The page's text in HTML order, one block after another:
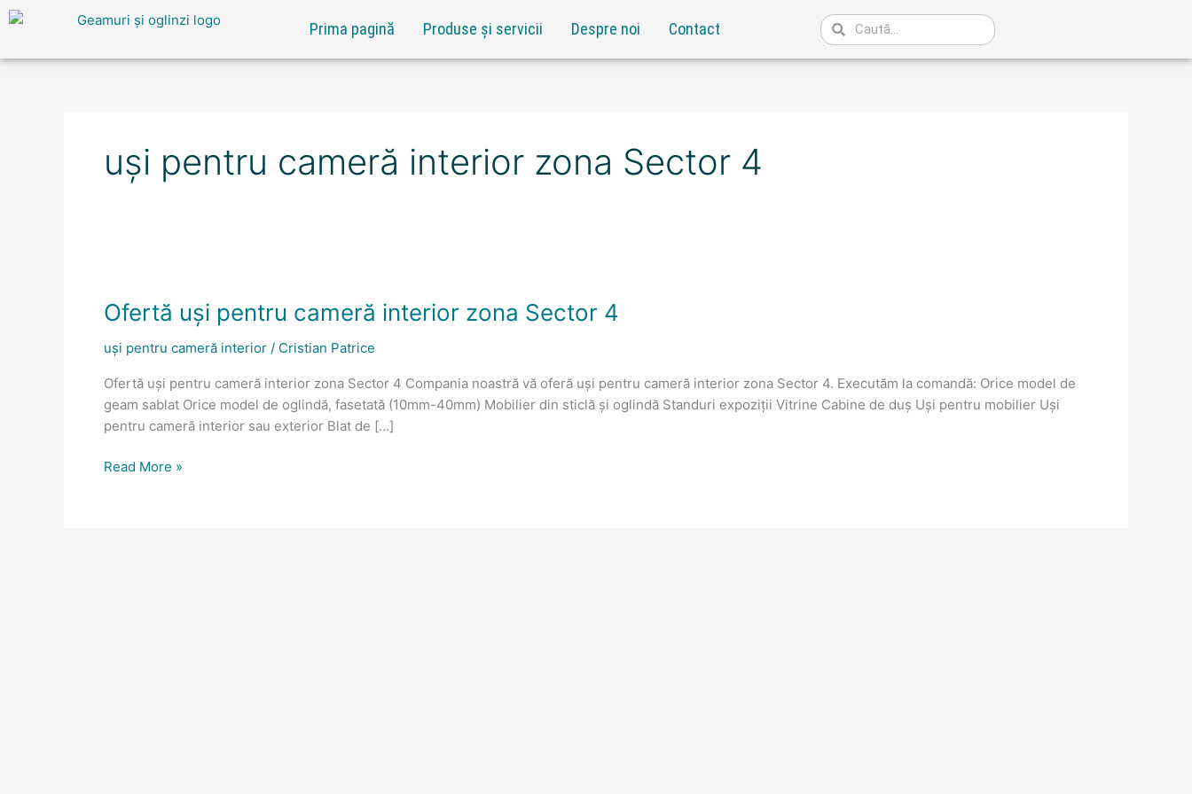
Skip
Prima pagină Produse și servicii Despre noi Contact Caută
uși pentru cameră interior zona Sector 4
Ofertă uși pentru cameră interior zona Sector 4
uși pentru cameră interior / Cristian Patrice
Ofertă uși pentru cameră interior zona Sector 4 Compania noastră vă oferă uși pentru cameră interior zona Sector 4. Executăm la comandă: Orice model de
geam sablat Orice model de oglindă, fasetată (10mm-40mm) Mobilier din sticlă și oglindă Standuri expoziții Vitrine Cabine de duș Uși pentru mobilier Uși
pentru cameră interior sau exterior Blat de […]
pentru
interior
Sector
4
Read More »